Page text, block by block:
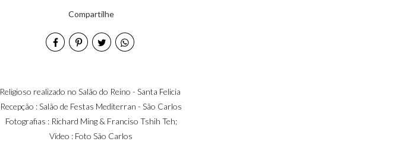
Compartilhe
Religioso realizado no Salão do Reino - Santa Felicia
Recepção : Salão de Festas Mediterran - São Carlos
Fotografias : Richard Ming & Franciso Tshih Teh;
Vídeo : Foto São Carlos